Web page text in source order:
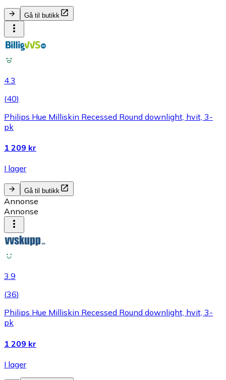
Gå til butikk
4.3
(40)
Philips Hue Milliskin Recessed Round downlight, hvit, 3-
pk
1 209 kr
I lager
Gå til butikk
Annonse
Annonse
3.9
(36)
Philips Hue Milliskin Recessed Round downlight, hvit, 3-
pk
1 209 kr
I lager